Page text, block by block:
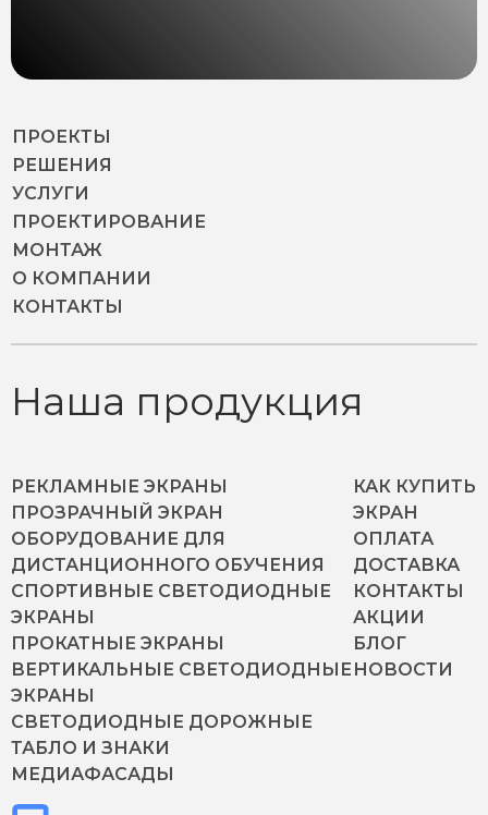
ПРОЕКТЫ
РЕШЕНИЯ
УСЛУГИ
ПРОЕКТИРОВАНИЕ
МОНТАЖ
О КОМПАНИИ
КОНТАКТЫ
Наша продукция
РЕКЛАМНЫЕ ЭКРАНЫ
ПРОЗРАЧНЫЙ ЭКРАН
ОБОРУДОВАНИЕ ДЛЯ
ДИСТАНЦИОННОГО ОБУЧЕНИЯ
СПОРТИВНЫЕ СВЕТОДИОДНЫЕ
ЭКРАНЫ
ПРОКАТНЫЕ ЭКРАНЫ
ВЕРТИКАЛЬНЫЕ СВЕТОДИОДНЫЕ
ЭКРАНЫ
СВЕТОДИОДНЫЕ ДОРОЖНЫЕ
ТАБЛО И ЗНАКИ
МЕДИАФАСАДЫ
КАК КУПИТЬ
ЭКРАН
ОПЛАТА
ДОСТАВКА
КОНТАКТЫ
АКЦИИ
БЛОГ
НОВОСТИ